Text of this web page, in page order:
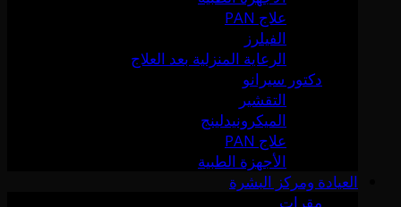
علاج PAN
الفيلرز
الرعاية المنزلية بعد العلاج
دكتور سيرانو
التقشير
الميكرونيدلينج
علاج PAN
الأجهزة الطبية
العيادة ومركز البشرة
مقرات